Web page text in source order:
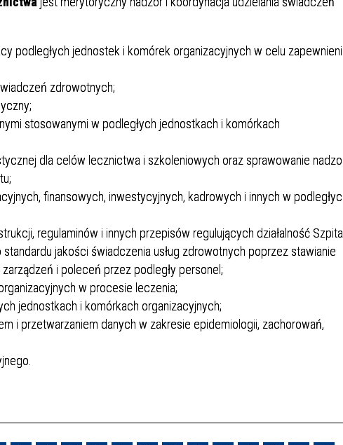
Skargi Standardy Ochrony Małoletnich
Kontroli Wody
Komunikaty ws. Promieniowania
Otolaryngologiczna Poradnia Patologii Noworodka
Szpitalny Oddział Ratunkowy
podległych jednostek i komórek organizacyjnych w celu
zdrowotnych;
stosowanymi w podległych jednostkach i komórkach
dla celów lecznictwa i szkoleniowych oraz sprawowanie
finansowych, inwestycyjnych, kadrowych i innych w
regulaminów i innych przepisów regulujących działalność
jakości świadczenia usług zdrowotnych poprzez stawianie
i poleceń przez podległy personel;
w procesie leczenia;
jednostkach i komórkach organizacyjnych;
i przetwarzaniem danych w zakresie epidemiologii, zachorowań,